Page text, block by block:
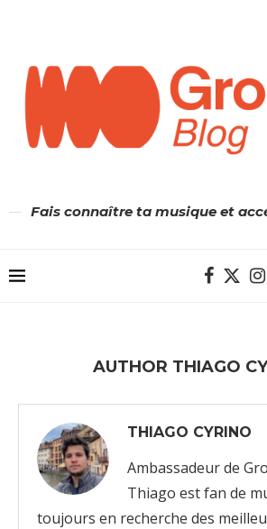
Fais connaître ta musique et
AUTHOR THIAGO
THIAGO CYRINO
Ambassadeur de
Thiago est fan de
toujours en recherche des